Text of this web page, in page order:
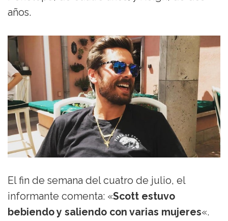
años.
El fin de semana del cuatro de julio, el
informante comenta: «Scott estuvo
bebiendo y saliendo con varias mujeres«.